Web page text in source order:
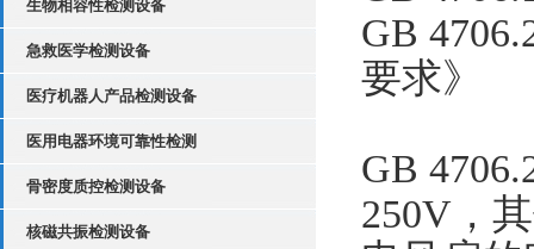
生物相容性检测设备
急救医学检测设备
医疗机器人产品检测设备
医用电器环境可靠性检测
骨密度质控检测设备
核磁共振检测设备
GB
要求》
GB
250V，